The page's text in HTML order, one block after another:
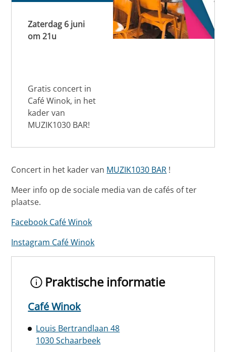
Zaterdag 6 juni
om 21u
Gratis concert in
Café Winok, in het
kader van
MUZIK1030 BAR!
Concert in het kader van MUZIK1030 BAR !
Meer info op de sociale media van de cafés of ter
plaatse.
Facebook Café Winok
Instagram Café Winok
Praktische informatie
Café Winok
Louis Bertrandlaan 48
1030 Schaarbeek